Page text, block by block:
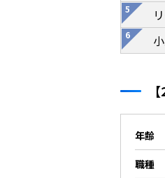
年齢
職種